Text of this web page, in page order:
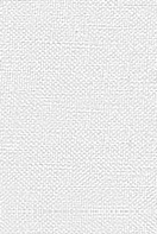
Перейти к